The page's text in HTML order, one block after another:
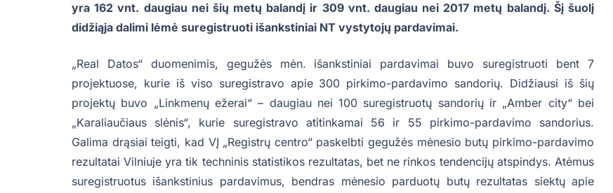
yra 162 vnt. daugiau nei šių metų balandį ir 309 vnt. daugiau nei 2017 metų balandį. Šį šuolį
didžiąja dalimi lėmė suregistruoti išankstiniai NT vystytojų pardavimai.
„Real Datos“ duomenimis, gegužės mėn. išankstiniai pardavimai buvo suregistruoti bent 7
projektuose, kurie iš viso suregistravo apie 300 pirkimo-pardavimo sandorių. Didžiausi iš šių
projektų buvo „Linkmenų ežerai“ – daugiau nei 100 suregistruotų sandorių ir „Amber city“ bei
„Karaliaučiaus slėnis“, kurie suregistravo atitinkamai 56 ir 55 pirkimo-pardavimo sandorius.
Galima drąsiai teigti, kad VĮ „Registrų centro“ paskelbti gegužės mėnesio butų pirkimo-pardavimo
rezultatai Vilniuje yra tik techninis statistikos rezultatas, bet ne rinkos tendencijų atspindys. Atėmus
suregistruotus išankstinius pardavimus, bendras mėnesio parduotų butų rezultatas siektų apie